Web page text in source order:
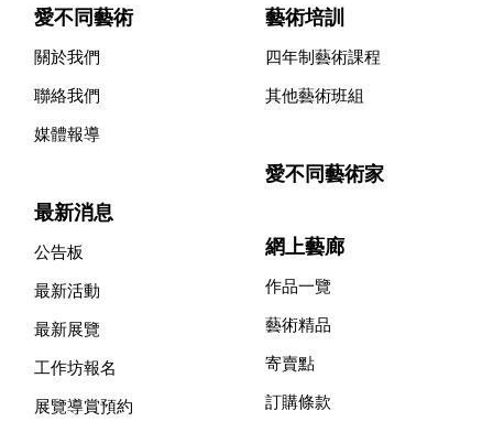
愛不同藝術
關於我們
聯絡我們
媒體報導
最新消息
公告板
最新活動
最新展覽
工作坊報名
展覽導賞預約
藝術培訓
四年制藝術課程
其他藝術班組
愛不同藝術家
網上藝廊
作品一覽
藝術精品
寄賣點
訂購條款